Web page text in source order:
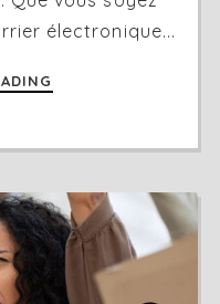
électronique...